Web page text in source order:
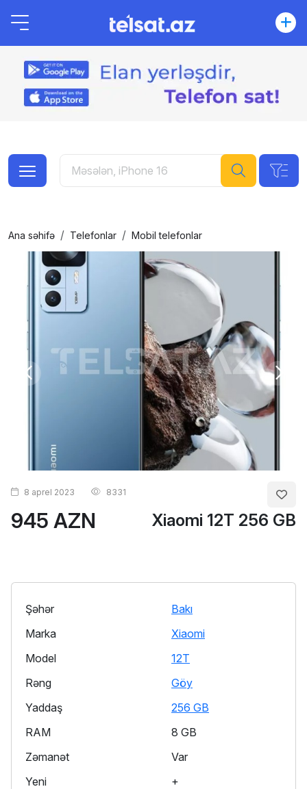
Ana səhifə Telefonlar Mobil telefonlar
945 AZN Xiaomi 12T 256 GB
8 aprel 2023 8331
Şəhər
Bakı
Marka
Xiaomi
Model
12T
Rəng
Göy
Yaddaş
256 GB
RAM
8 GB
Zəmanət
Var
Yeni
+